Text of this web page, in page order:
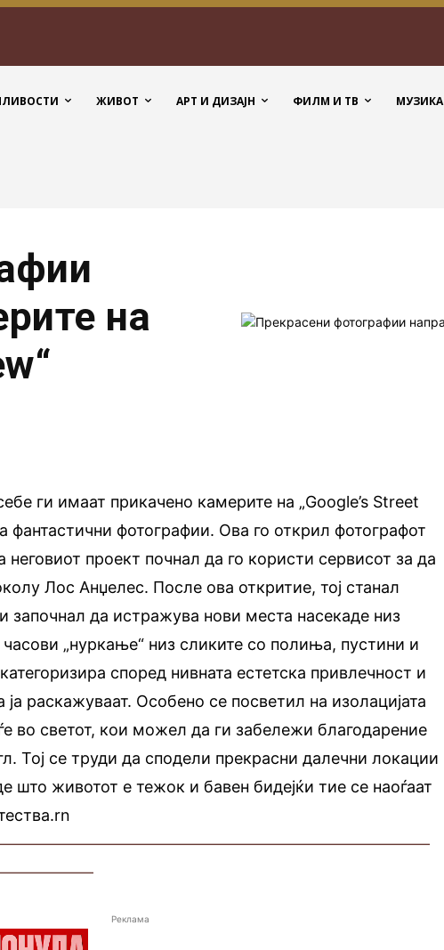
ЖИВОТ АРТ И ДИЗАЈН ФИЛМ И ТВ МУЗИКА
на
ги имаат прикачено камерите на „Google’s Street
фантастични фотографии. Ова го открил фотографот
неговиот проект почнал да го користи сервисот за да
Лос Анџелес. После ова откритие, тој станал
започнал да истражува нови места насекаде низ
„нуркање“ низ сликите со полиња, пустини и
според нивната естетска привлечност и
ја раскажуваат. Особено се посветил на изолацијата
во светот, кои можел да ги забележи благодарение
Тој се труди да сподели прекрасни далечни локации
што животот е тежок и бавен бидејќи тие се наоѓаат
Реклама